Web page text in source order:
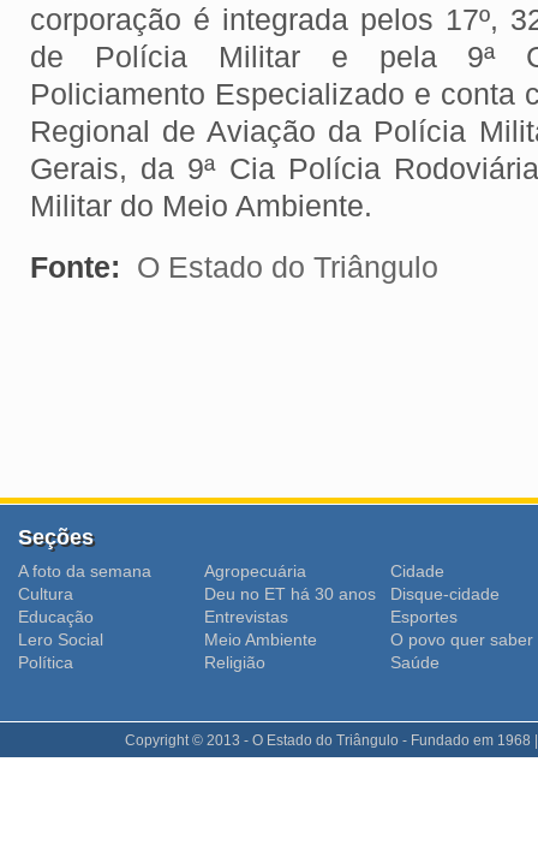
corporação é integrada pelos 17º,
de Polícia Militar e pela 9ª
Policiamento Especializado e conta
Regional de Aviação da Polícia
Gerais, da 9ª Cia Polícia
Militar do Meio Ambiente.
Fonte:
O Estado do Triângulo
Seções
A foto da semana Agropecuária
Cidade
Cultura
Deu no ET há 30 anos
Disque-cidade
Educação
Entrevistas
Esportes
Lero Social
Meio Ambiente
O povo quer saber
Polí­tica
Religião Saúde
Copyright © 2013 - O Estado do Triângulo - Fundado em